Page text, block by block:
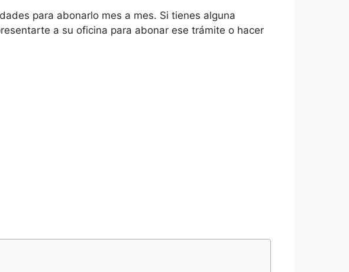
para abonarlo mes a mes. Si tienes alguna
a su oficina para abonar ese trámite o hacer